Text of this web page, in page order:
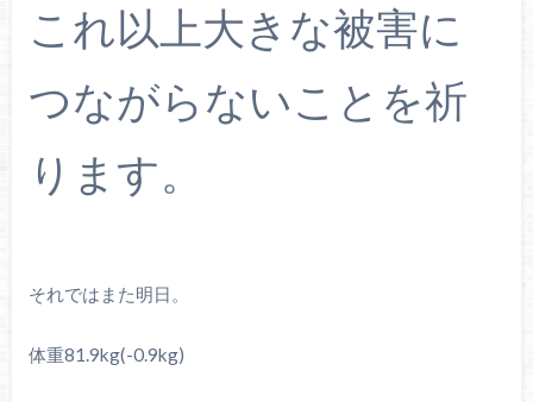
これ以上大きな被害に
つながらないことを祈
ります。
それではまた明日。
体重81.9kg(-0.9kg)